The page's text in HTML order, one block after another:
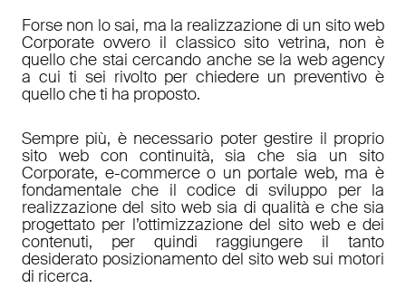
Forse non lo sai, ma la realizzazione di un sito web
Corporate ovvero il classico sito vetrina, non è
quello che stai cercando anche se la web agency
a cui ti sei rivolto per chiedere un preventivo è
quello che ti ha proposto.
Sempre più, è necessario poter gestire il proprio
sito web con continuità, sia che sia un sito
Corporate, e-commerce o un portale web, ma è
fondamentale che il codice di sviluppo per la
realizzazione del sito web sia di qualità e che sia
progettato per l’ottimizzazione del sito web e dei
contenuti, per quindi raggiungere il tanto
desiderato posizionamento del sito web sui motori
di ricerca.